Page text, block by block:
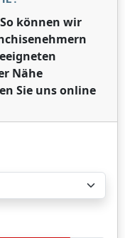
können wir
Nähe
Sie uns online